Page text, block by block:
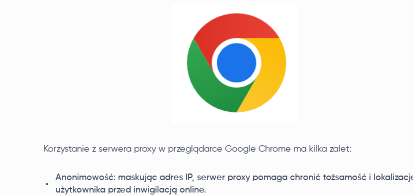
Korzystanie z serwera proxy w przeglądarce Google Chrome ma kilka zalet:
Anonimowość: maskując adres IP, serwer proxy pomaga chronić tożsamość i
użytkownika przed inwigilacją online.